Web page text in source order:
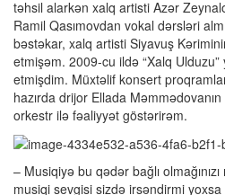
təhsil alarkən xalq artisti Azər
Ramil Qasımovdan vokal dərsləri
bəstəkar, xalq artisti Siyavuş
etmişəm. 2009-cu ildə “Xalq Ulduzu”
etmişdim. Müxtəlif konsert
hazırda drijor Ellada
orkestr ilə fəaliyyət göstərirəm.
– Musiqiyə bu qədər bağlı
musiqi sevgisi sizdə irsəndirmi yoxsa